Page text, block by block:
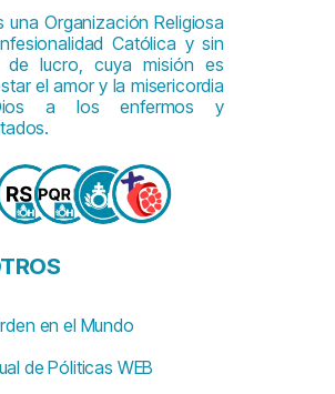
una Organización Religiosa
Católica y sin
de lucro, cuya misión es
el amor y la misericordia
a los enfermos y
en el Mundo
de Póliticas WEB